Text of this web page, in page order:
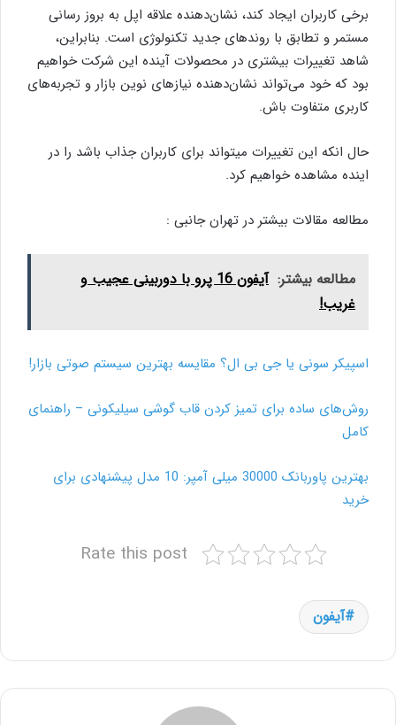
برخی کاربران ایجاد کند، نشان‌دهنده علاقه اپل به بروز رسانی
مستمر و تطابق با روندهای جدید تکنولوژی است. بنابراین،
شاهد تغییرات بیشتری در محصولات آینده این شرکت خواهیم
بود که خود می‌تواند نشان‌دهنده نیازهای نوین بازار و تجربه‌های
کاربری متفاوت باش.
حال انکه این تغییرات میتواند برای کاربران جذاب باشد را در
اینده مشاهده خواهیم کرد.
مطالعه مقالات بیشتر در تهران جانبی :
مطالعه بیشتر:
آیفون 16 پرو با دوربینی عجیب و
غریب!
اسپیکر سونی یا جی بی ال؟ مقایسه بهترین سیستم صوتی بازار!
روش‌های ساده برای تمیز کردن قاب گوشی سیلیکونی – راهنمای
کامل
بهترین پاوربانک 30000 میلی‌ آمپر: 10 مدل پیشنهادی برای
خرید
Rate this post
آیفون